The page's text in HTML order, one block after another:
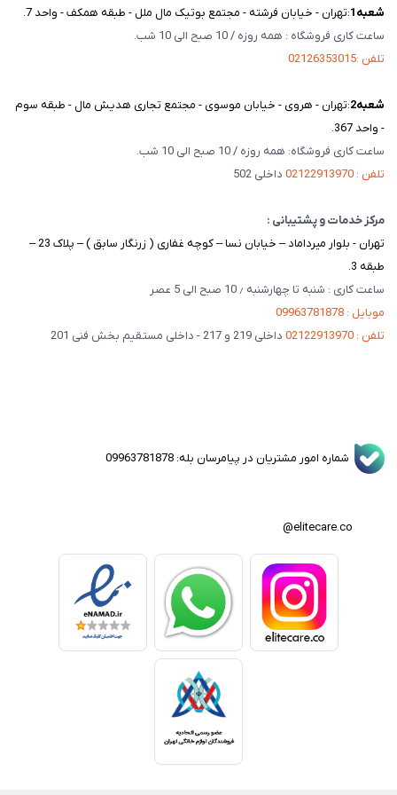
شعبه‌1 :تهران - خیابان فرشته - مجتمع بوتیک مال ملل - طبقه همکف - واحد 7.
ساعت کاری فروشگاه : همه روزه / 10 صبح الی 10 شب.
تلفن :02126353015
شعبه‌2 :تهران - هروی - خیابان موسوی - مجتمع تجاری هدیش مال - طبقه سوم
- واحد 367.
ساعت کاری فروشگاه: همه روزه / 10 صبح الی 10 شب.
تلفن : 02122913970
داخلی 502
مرکز خدمات و پشتیبانی :
تهران - بلوار میرداماد – خیابان نسا – کوچه غفاری ( زرنگار سابق ) – پلاک 23 –
طبقه 3.
ساعت کاری : شنبه تا چهارشنبه ٫ 10 صبح الی 5 عصر
موبایل : 09963781878
تلفن : 02122913970
داخلی 219 و 217 - داخلی مستقیم بخش فنی 201
شماره امور مشتریان در پیامرسان بله: 09963781878